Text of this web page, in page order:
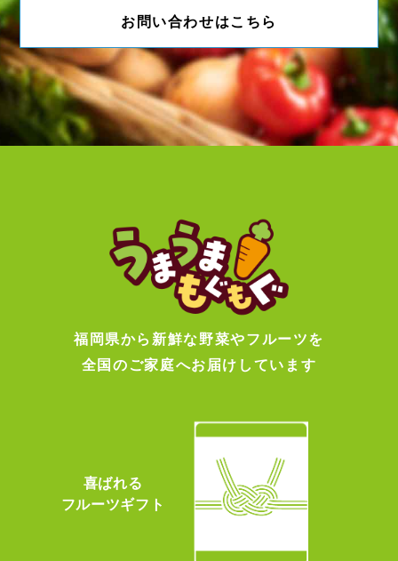
お問い合わせはこちら
福岡県から新鮮な野菜やフルーツを
全国のご家庭へお届けしています
喜ばれる
フルーツギフト